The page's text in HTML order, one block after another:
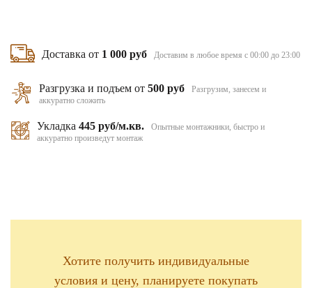
Доставка от 1 000 руб Доставим в любое время с 00:00 до 23:00
Разгрузка и подъем от500 руб
Разгрузим, занесем и
аккуратно сложить
Укладка 445 руб/м.кв.
Опытные монтажники, быстро и
аккуратно произведут монтаж
Хотите получить индивидуальные
условия и цену, планируете покупать